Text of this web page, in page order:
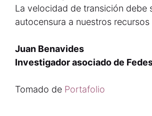
La velocidad de transición debe
autocensura a nuestros recursos
Juan Benavides
Investigador asociado de
Tomado de Portafolio